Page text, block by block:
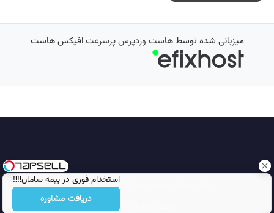
استخدام فوری در بیمه سامان‼️‼️
دریافت مشاوره
میزبانی شده توسطهاست وردپرس پرسرعتافیکس هاست
مجله نورگرام
noorgram